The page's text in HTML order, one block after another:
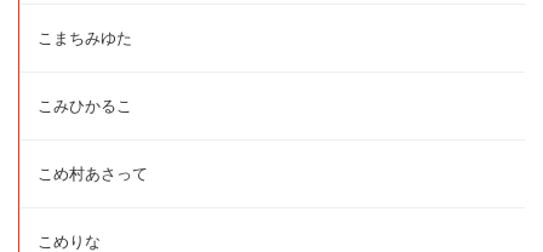
こまちみゆた
こみひかるこ
こめ村あさって
こめりな